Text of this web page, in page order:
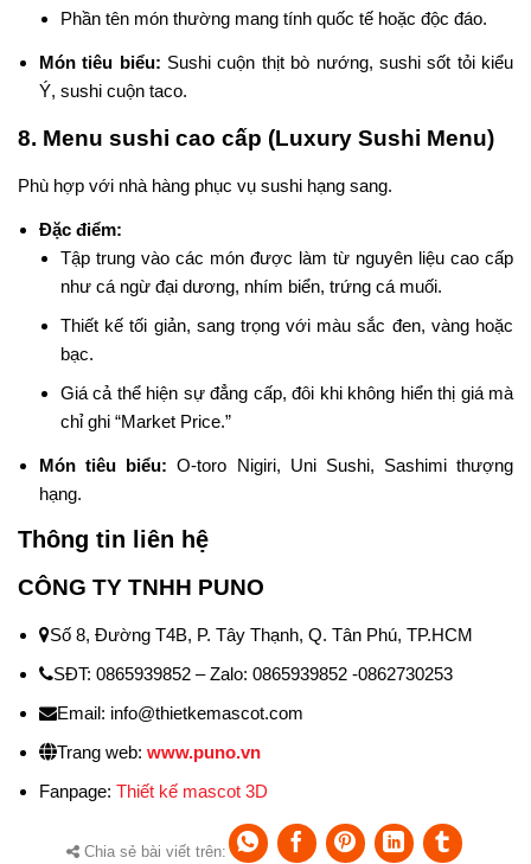
Phần tên món thường mang tính quốc tế hoặc độc đáo.
Món tiêu biểu: Sushi cuộn thịt bò nướng, sushi sốt tỏi kiểu
Ý, sushi cuộn taco.
8. Menu sushi cao cấp (Luxury Sushi Menu)
Phù hợp với nhà hàng phục vụ sushi hạng sang.
Đặc điểm:
Tập trung vào các món được làm từ nguyên liệu cao cấp
như cá ngừ đại dương, nhím biển, trứng cá muối.
Thiết kế tối giản, sang trọng với màu sắc đen, vàng hoặc
bạc.
Giá cả thể hiện sự đẳng cấp, đôi khi không hiển thị giá mà
chỉ ghi “Market Price.”
Món tiêu biểu: O-toro Nigiri, Uni Sushi, Sashimi thượng
hạng.
Thông tin liên hệ
CÔNG TY TNHH PUNO
Số 8, Đường T4B, P. Tây Thạnh, Q. Tân Phú, TP.HCM
SĐT: 0865939852 – Zalo: 0865939852 -0862730253
Email: info@thietkemascot.com
Trang web: www.puno.vn
Fanpage: Thiết kế mascot 3D
Chia sẻ bài viết trên: